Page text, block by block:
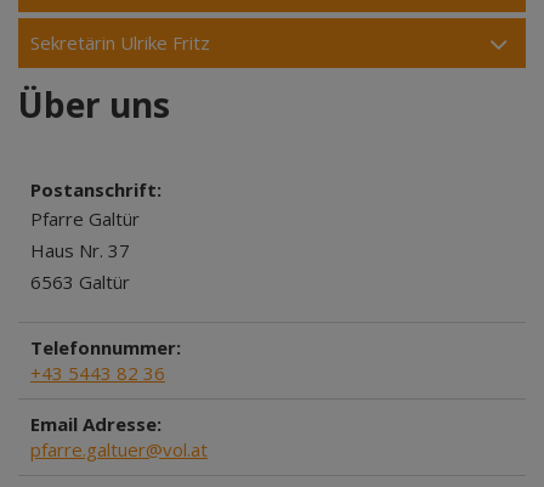
Sekretärin Ulrike Fritz
Über uns
Postanschrift:
Pfarre Galtür
Haus Nr. 37
6563 Galtür
Telefonnummer:
+43 5443 82 36
Email Adresse:
pfarre.galtuer@vol.at